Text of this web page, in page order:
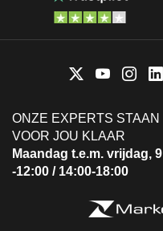
ONZE EXPERTS STAAN
VOOR JOU KLAAR
Maandag t.e.m. vrijdag,
-12:00 / 14:00-18:00